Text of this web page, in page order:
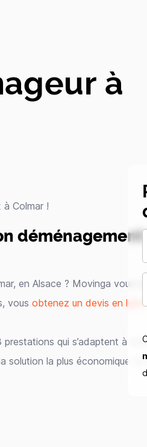
à
Colmar !
déménagement
en Alsace ? Movinga vous
vous obtenez un devis en ligne
qui s’adaptent à vos
solution la plus économique ou